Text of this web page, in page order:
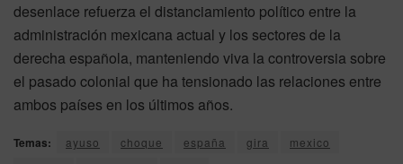
desenlace refuerza el distanciamiento político entre la
administración mexicana actual y los sectores de la
derecha española, manteniendo viva la controversia sobre
el pasado colonial que ha tensionado las relaciones entre
ambos países en los últimos años.
Temas: ayuso choque españa gira
mexico